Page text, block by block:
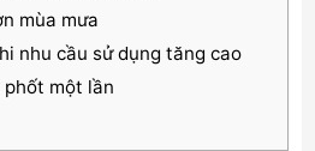
mùa mưa
nhu cầu sử dụng tăng cao
phốt một lần